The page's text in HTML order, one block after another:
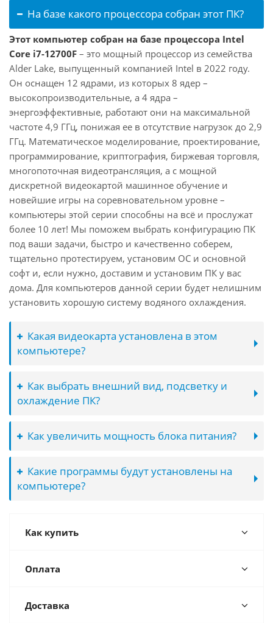
На базе какого процессора собран этот ПК?
Этот компьютер собран на базе процессора Intel
Core i7-12700F – это мощный процессор из семейства
Alder Lake, выпущенный компанией Intel в 2022 году.
Он оснащен 12 ядрами, из которых 8 ядер –
высокопроизводительные, а 4 ядра –
энергоэффективные, работают они на максимальной
частоте 4,9 ГГц, понижая ее в отсутствие нагрузок до 2,9
ГГц. Математическое моделирование, проектирование,
программирование, криптография, биржевая торговля,
многопоточная видеотрансляция, а с мощной
дискретной видеокартой машинное обучение и
новейшие игры на соревновательном уровне –
компьютеры этой серии способны на всё и прослужат
более 10 лет! Мы поможем выбрать конфигурацию ПК
под ваши задачи, быстро и качественно соберем,
тщательно протестируем, установим ОС и основной
софт и, если нужно, доставим и установим ПК у вас
дома. Для компьютеров данной серии будет нелишним
установить хорошую систему водяного охлаждения.
Какая видеокарта установлена в этом
компьютере?
Как выбрать внешний вид, подсветку и
охлаждение ПК?
Как увеличить мощность блока питания?
Какие программы будут установлены на
компьютере?
Как купить
Оплата
Доставка